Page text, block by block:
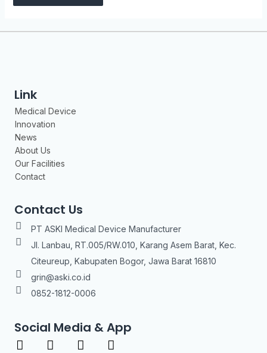
Link
Medical Device
Innovation
News
About Us
Our Facilities
Contact
Contact Us
PT ASKI Medical Device Manufacturer
Jl. Lanbau, RT.005/RW.010, Karang Asem Barat, Kec.
Citeureup, Kabupaten Bogor, Jawa Barat 16810
grin@aski.co.id
0852-1812-0006
Social Media & App